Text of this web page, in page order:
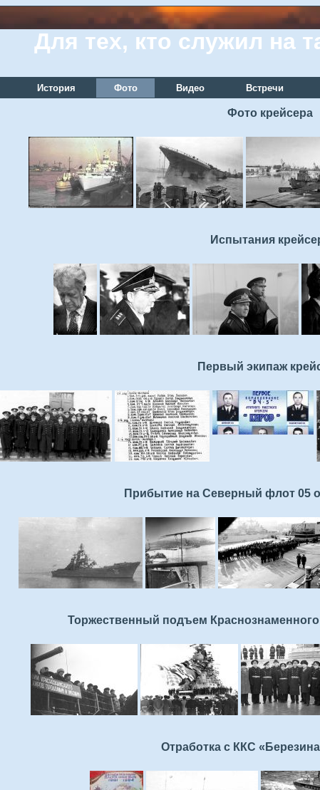
Для тех, кто служил на
История Фото Видео Встречи
Фото крейсера
Испытания
Первый экипаж
Прибытие на Северный флот 05
Торжественный подъем Краснознаменного
Отработка с ККС